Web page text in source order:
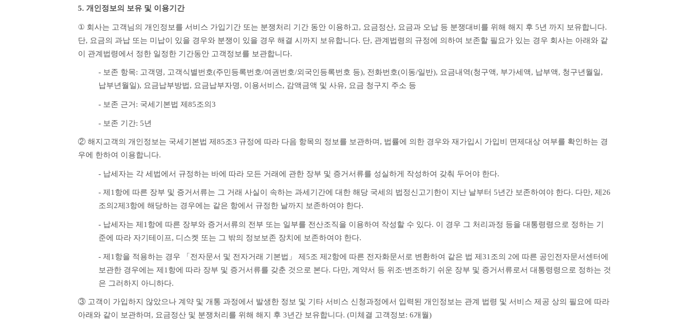
5. 개인정보의 보유 및 이용기간
① 회사는 고객님의 개인정보를 서비스 가입기간 또는 분쟁처리 기간 동안 이용하고, 요금정산, 요금과 오납 등 분쟁대비를 위해 해지 후 5년 까지 보유합니다.
단, 요금의 과납 또는 미납이 있을 경우와 분쟁이 있을 경우 해결 시까지 보유합니다. 단, 관계법령의 규정에 의하여 보존할 필요가 있는 경우 회사는 아래와 같
이 관계법령에서 정한 일정한 기간동안 고객정보를 보관합니다.
- 보존 항목: 고객명, 고객식별번호(주민등록번호/여권번호/외국인등록번호 등), 전화번호(이동/일반), 요금내역(청구액, 부가세액, 납부액, 청구년월일,
납부년월일), 요금납부방법, 요금납부자명, 이용서비스, 감액금액 및 사유, 요금 청구지 주소 등
- 보존 근거: 국세기본법 제85조의3
- 보존 기간: 5년
② 해지고객의 개인정보는 국세기본법 제85조3 규정에 따라 다음 항목의 정보를 보관하며, 법률에 의한 경우와 재가입시 가입비 면제대상 여부를 확인하는 경
우에 한하여 이용합니다.
- 납세자는 각 세법에서 규정하는 바에 따라 모든 거래에 관한 장부 및 증거서류를 성실하게 작성하여 갖춰 두어야 한다.
- 제1항에 따른 장부 및 증거서류는 그 거래 사실이 속하는 과세기간에 대한 해당 국세의 법정신고기한이 지난 날부터 5년간 보존하여야 한다. 다만, 제26
조의2제3항에 해당하는 경우에는 같은 항에서 규정한 날까지 보존하여야 한다.
- 납세자는 제1항에 따른 장부와 증거서류의 전부 또는 일부를 전산조직을 이용하여 작성할 수 있다. 이 경우 그 처리과정 등을 대통령령으로 정하는 기
준에 따라 자기테이프, 디스켓 또는 그 밖의 정보보존 장치에 보존하여야 한다.
- 제1항을 적용하는 경우 「전자문서 및 전자거래 기본법」 제5조 제2항에 따른 전자화문서로 변환하여 같은 법 제31조의 2에 따른 공인전자문서센터에
보관한 경우에는 제1항에 따라 장부 및 증거서류를 갖춘 것으로 본다. 다만, 계약서 등 위조∙변조하기 쉬운 장부 및 증거서류로서 대통령령으로 정하는 것
은 그러하지 아니하다.
③ 고객이 가입하지 않았으나 계약 및 개통 과정에서 발생한 정보 및 기타 서비스 신청과정에서 입력된 개인정보는 관계 법령 및 서비스 제공 상의 필요에 따라
아래와 같이 보관하며, 요금정산 및 분쟁처리를 위해 해지 후 3년간 보유합니다. (미체결 고객정보: 6개월)